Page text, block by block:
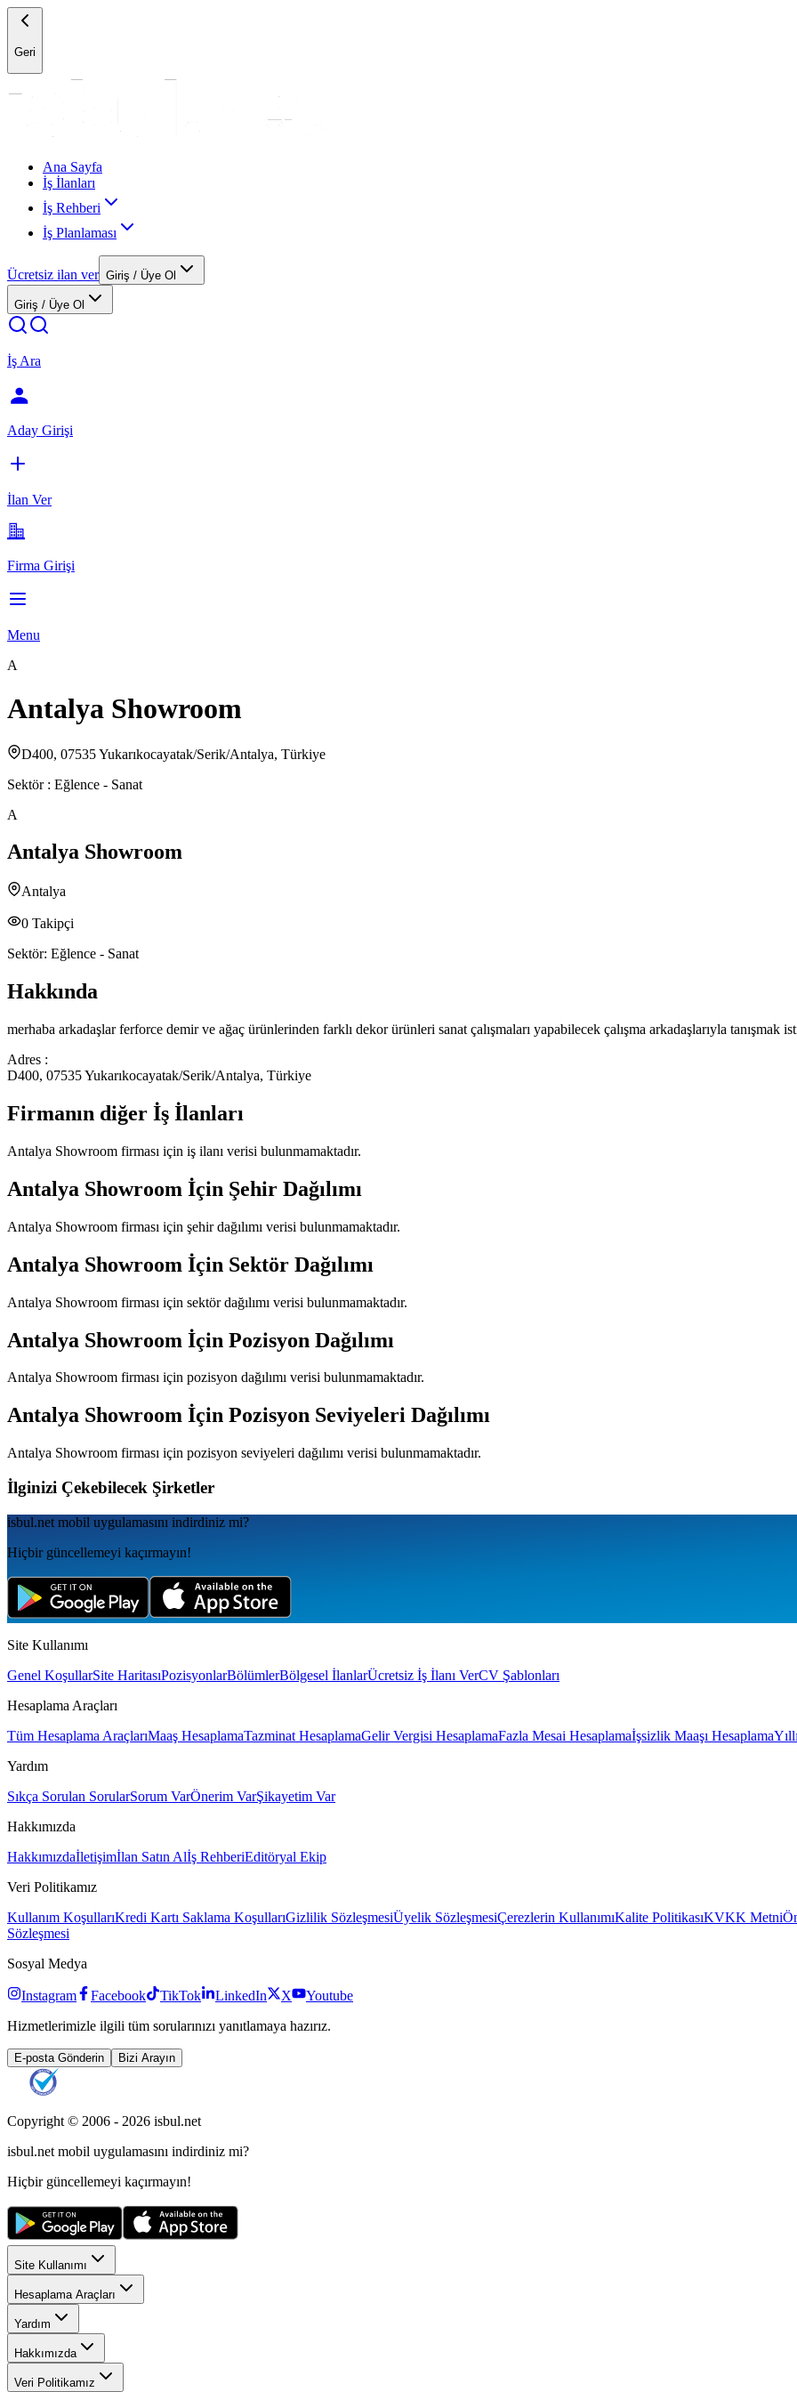
Geri
Ana Sayfa
İş İlanları
İş Rehberi
İş Planlaması
Ücretsiz ilan ver Giriş / Üye Ol
Giriş / Üye Ol
İş Ara
Aday Girişi
İlan Ver
Firma Girişi
Menu
A
Antalya Showroom
D400, 07535 Yukarıkocayatak/Serik/Antalya, Türkiye
Sektör : Eğlence - Sanat
A
Antalya Showroom
Antalya
0 Takipçi
Sektör: Eğlence - Sanat
Hakkında
merhaba arkadaşlar ferforce demir ve ağaç ürünlerinden farklı dekor ürünleri sanat çalışmaları yapabilecek çalışma arkadaşlarıyla tanışmak
Adres :
D400, 07535 Yukarıkocayatak/Serik/Antalya, Türkiye
Firmanın diğer İş İlanları
Antalya Showroom firması için iş ilanı verisi bulunmamaktadır.
Antalya Showroom İçin Şehir Dağılımı
Antalya Showroom firması için şehir dağılımı verisi bulunmamaktadır.
Antalya Showroom İçin Sektör Dağılımı
Antalya Showroom firması için sektör dağılımı verisi bulunmamaktadır.
Antalya Showroom İçin Pozisyon Dağılımı
Antalya Showroom firması için pozisyon dağılımı verisi bulunmamaktadır.
Antalya Showroom İçin Pozisyon Seviyeleri Dağılımı
Antalya Showroom firması için pozisyon seviyeleri dağılımı verisi bulunmamaktadır.
İlginizi Çekebilecek Şirketler
isbul.net mobil uygulamаsını indirdiniz mi?
Hiçbir güncellemeyi kaçırmayın!
Site Kullanımı
Genel KoşullarSite HaritasıPozisyonlarBölümlerBölgesel İlanlarÜcretsiz İş İlanı VerCV Şablonları
Hesaplama Araçları
Tüm Hesaplama AraçlarıMaaş HesaplamaTazminat HesaplamaGelir Vergisi HesaplamaFazla Mesai Hesaplamaİşsizlik Maaşı Hesaplama
Yardım
Sıkça Sorulan SorularSorum VarÖnerim VarŞikayetim Var
Hakkımızda
Hakkımızdaİletişimİlan Satın Alİş RehberiEditöryal Ekip
Veri Politikamız
Kullanım KoşullarıKredi Kartı Saklama KoşullarıGizlilik SözleşmesiÜyelik SözleşmesiÇerezlerin KullanımıKalite PolitikasıKVKK Metni
Sözleşmesi
Sosyal Medya
Instagram Facebook TikTok LinkedIn X
Youtube
Hizmetlerimizle ilgili tüm sorularınızı yanıtlamaya hazırız.
E-posta Gönderin Bizi Arayın
Copyright © 2006 - 2026 isbul.net
isbul.net mobil uygulamasını indirdiniz mi?
Hiçbir güncellemeyi kaçırmayın!
Site Kullanımı
Hesaplama Araçları
Yardım
Hakkımızda
Veri Politikamız